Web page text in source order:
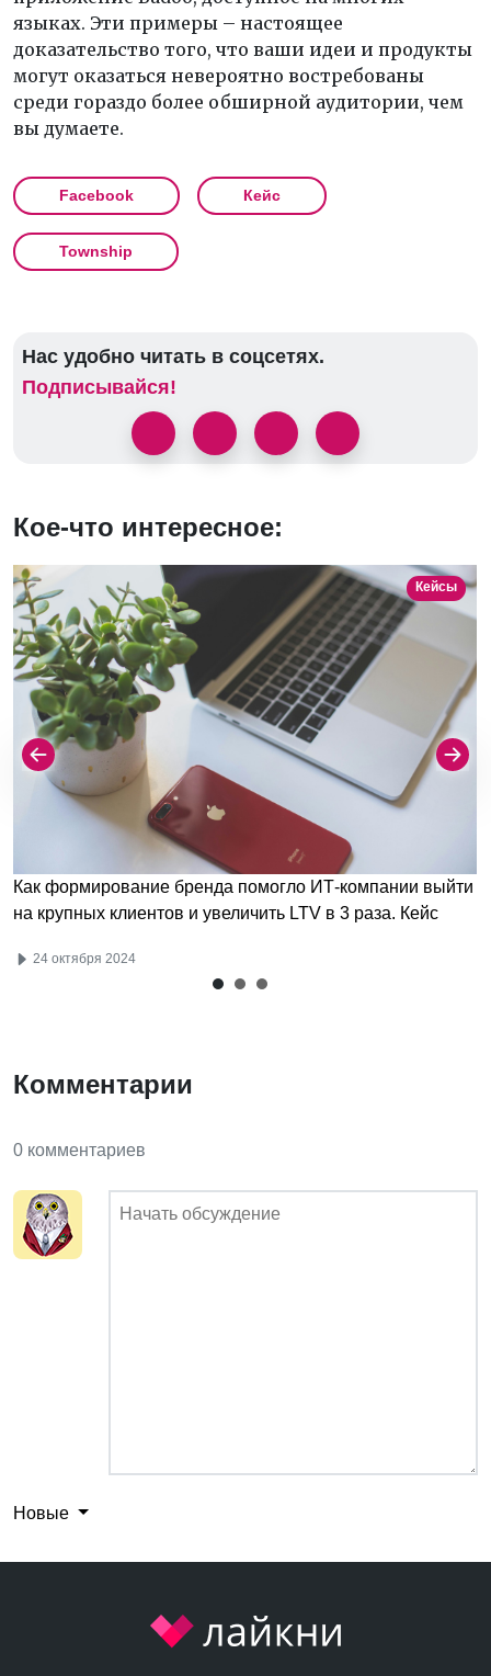
языках. Эти примеры – настоящее
доказательство того, что ваши идеи и продукты
могут оказаться невероятно востребованы
среди гораздо более обширной аудитории, чем
вы думаете.
Facebook Кейс
Township
Нас удобно читать в соцсетях.
Подписывайся!
Кое-что интересное:
Кейсы
Как формирование бренда помогло ИТ-компании выйти
на крупных клиентов и увеличить LTV в 3 раза. Кейс
24 октября 2024
Комментарии
0 комментариев
Новые